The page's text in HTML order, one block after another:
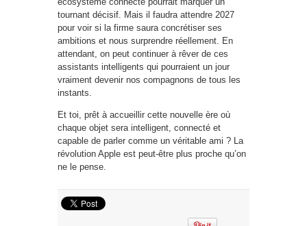
tournant décisif. Mais il faudra attendre 2027
pour voir si la firme saura concrétiser ses
ambitions et nous surprendre réellement. En
attendant, on peut continuer à rêver de ces
assistants intelligents qui pourraient un jour
vraiment devenir nos compagnons de tous les
instants.
Et toi, prêt à accueillir cette nouvelle ère où
chaque objet sera intelligent, connecté et
capable de parler comme un véritable ami ? La
révolution Apple est peut-être plus proche qu’on
ne le pense.